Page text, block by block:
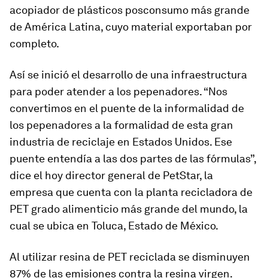
acopiador de plásticos posconsumo más grande
de América Latina, cuyo material exportaban por
completo.
Así se inició el desarrollo de una infraestructura
para poder atender a los pepenadores. “Nos
convertimos en el puente de la informalidad de
los pepenadores a la formalidad de esta gran
industria de reciclaje en Estados Unidos. Ese
puente entendía a las dos partes de las fórmulas”,
dice el hoy director general de PetStar, la
empresa que cuenta con la planta recicladora de
PET grado alimenticio más grande del mundo, la
cual se ubica en Toluca, Estado de México.
Al utilizar resina de PET reciclada se disminuyen
87% de las emisiones contra la resina virgen.